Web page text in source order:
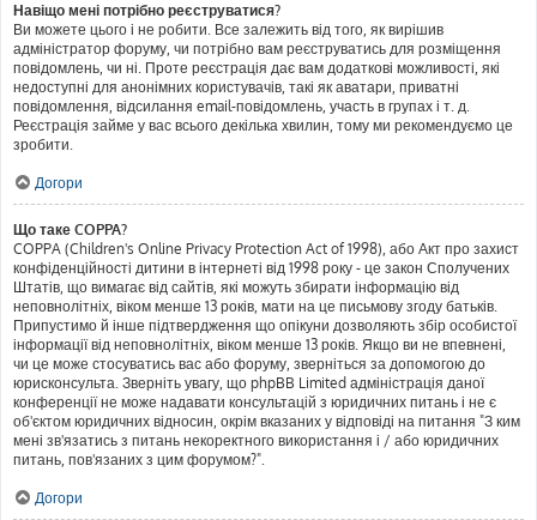
Навіщо мені потрібно реєструватися?
Ви можете цього і не робити. Все залежить від того, як вирішив
адміністратор форуму, чи потрібно вам реєструватись для розміщення
повідомлень, чи ні. Проте реєстрація дає вам додаткові можливості, які
недоступні для анонімних користувачів, такі як аватари, приватні
повідомлення, відсилання email-повідомлень, участь в групах і т. д.
Реєстрація займе у вас всього декілька хвилин, тому ми рекомендуємо це
зробити.
Догори
Що таке COPPA?
COPPA (Children's Online Privacy Protection Act of 1998), або Акт про захист
конфіденційності дитини в інтернеті від 1998 року - це закон Сполучених
Штатів, що вимагає від сайтів, які можуть збирати інформацію від
неповнолітніх, віком менше 13 років, мати на це письмову згоду батьків.
Припустимо й інше підтвердження що опікуни дозволяють збір особистої
інформації від неповнолітніх, віком менше 13 років. Якщо ви не впевнені,
чи це може стосуватись вас або форуму, зверніться за допомогою до
юрисконсульта. Зверніть увагу, що phpBB Limited адміністрація даної
конференції не може надавати консультацій з юридичних питань і не є
об'єктом юридичних відносин, окрім вказаних у відповіді на питання "З ким
мені зв'язатись з питань некоректного використання і / або юридичних
питань, пов'язаних з цим форумом?".
Догори